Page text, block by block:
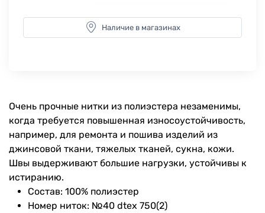
Наличие в магазинах
Очень прочные нитки из полиэстера незаменимы,
когда требуется повышенная износоустойчивость,
например, для ремонта и пошива изделий из
джинсовой ткани, тяжелых тканей, сукна, кожи.
Швы выдерживают большие нагрузки, устойчивы к
истиранию.
Состав: 100% полиэстер
Номер ниток: №40 dtex 750(2)